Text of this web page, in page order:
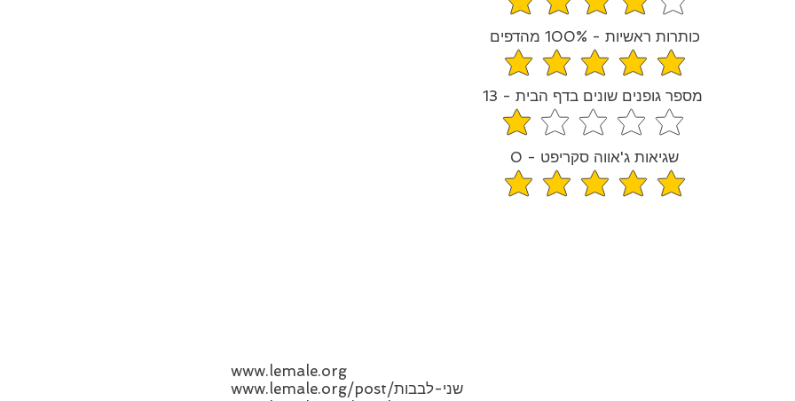
average rating is 4 out of
כותרות ראשיות - 100% מהדפים
average rating is 5 out of 5
מספר גופנים שונים בדף הבית - 13
average rating is 1.2 out of
שגיאות ג'אווה סקריפט - 0
average rating is 5 out of 5
www.lemale.org
www.lemale.org/post/שני-לבבות